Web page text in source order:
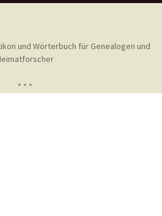
und Wörterbuch für Genealogen und
* * *